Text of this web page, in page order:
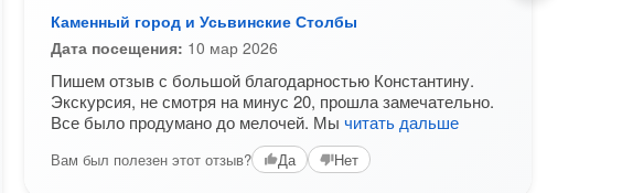
Каменный город и Усьвинские Столбы
Дата посещения: 10 мар 2026
Пишем отзыв с большой благодарностью Константину.
Экскурсия, не смотря на минус 20, прошла замечательно.
Все было продумано до мелочей. Мы читать дальше
Вам был полезен этот отзыв? Да Нет